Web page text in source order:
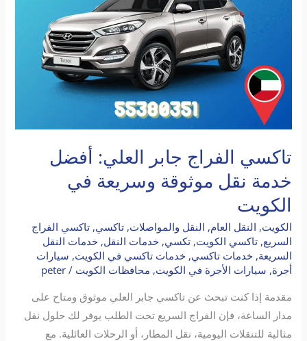
تاكسي الفراج جابر العلي: أفضل
خدمة نقل موثوقة وسريعة في
الكويت
الكويت, النقل العام, النقل والمواصلات,تاكسي,تاكسي الفراج
السريع,تاكسي الكويت,تكسي,خدمات النقل,خدمات النقل
السريعة,خدمات تاكسي,خدمات تاكسي في الكويت, سيارات
أجرة, سيارات الأجرة في الكويت, محافظات الكويت /
peter
مقدمة إذا كنت تبحث عن تاكسي جابر العلي موثوق ومتاح على
مدار الساعة، فإن الفراج السريع تحت الطلب يوفر لك حلول نقل
مثالية للتنقلات اليومية، نقل المطار، أو الرحلات العائلية. مع
نقل
في
الكويت